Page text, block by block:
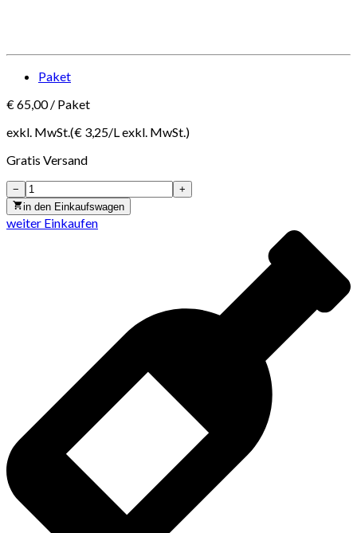
Paket
€65,00/ Paket
exkl. MwSt.(€ 3,25/L exkl. MwSt. )
Gratis Versand
−
+
in den Einkaufswagen
weiter Einkaufen